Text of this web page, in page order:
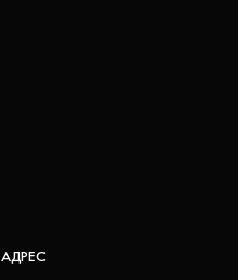
АДРЕС